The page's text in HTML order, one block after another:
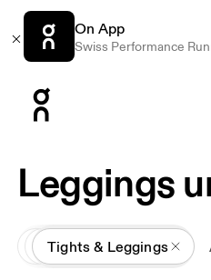
On App
Swiss Performance
Leggings
AllKleidung
Tights & Leggings